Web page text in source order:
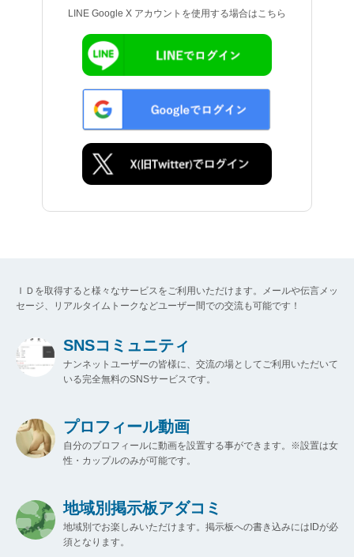
LINE Google X アカウントを使用する場合はこちら
ＩＤを取得すると様々なサービスをご利用いただけます。メールや伝言メッ
セージ、リアルタイムトークなどユーザー間での交流も可能です！
SNSコミュニティ
ナンネットユーザーの皆様に、交流の場としてご利用いただいて
いる完全無料のSNSサービスです。
プロフィール動画
自分のプロフィールに動画を設置する事ができます。※設置は女
性・カップルのみが可能です。
地域別掲示板アダコミ
地域別でお楽しみいただけます。掲示板への書き込みにはIDが必
須となります。